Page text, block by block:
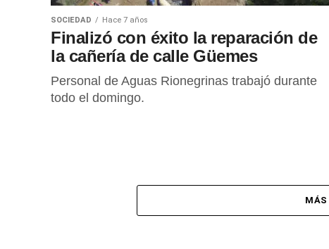
SOCIEDAD Hace 7 años
Finalizó con éxito la reparación de
la cañería de calle Güemes
Personal de Aguas Rionegrinas trabajó durante
todo el domingo.
MÁS